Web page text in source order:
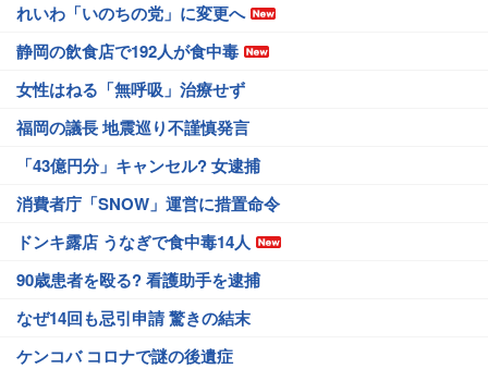
れいわ「いのちの党」に変更へ
静岡の飲食店で192人が食中毒
女性はねる「無呼吸」治療せず
福岡の議長 地震巡り不謹慎発言
「43億円分」キャンセル? 女逮捕
消費者庁「SNOW」運営に措置命令
ドンキ露店 うなぎで食中毒14人
90歳患者を殴る? 看護助手を逮捕
なぜ14回も忌引申請 驚きの結末
ケンコバ コロナで謎の後遺症